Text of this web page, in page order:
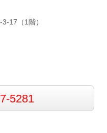
17（1階）
5281